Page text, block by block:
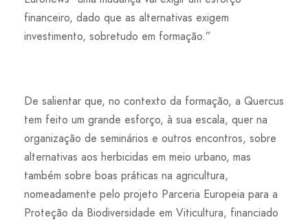
financeiro, dado que as alternativas exigem
investimento, sobretudo em formação.”
De salientar que, no contexto da formação, a Quercus
tem feito um grande esforço, à sua escala, quer na
organização de seminários e outros encontros, sobre
alternativas aos herbicidas em meio urbano, mas
também sobre boas práticas na agricultura,
nomeadamente pelo projeto Parceria Europeia para a
Proteção da Biodiversidade em Viticultura, financiado